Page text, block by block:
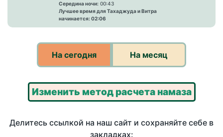
Середина ночи: 00:43
Лучшее время для Тахаджуда и Витра
начинается: 02:06
На сегодня На месяц
Изменить метод расчета намаза
Делитесь ссылкой на наш сайт и сохраняйте себе в
закладках: